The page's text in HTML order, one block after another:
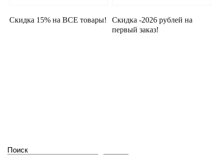
Скидка 15% на ВСЕ товары!
Скидка -2026 рублей на
первый заказ!
Поиск